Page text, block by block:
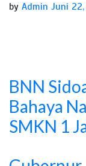
by Admin Juni
BNN
Bahaya
SMKN 1